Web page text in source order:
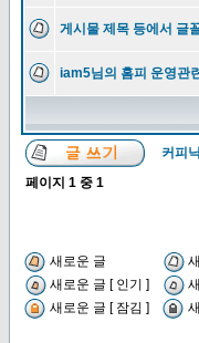
게시물 제목 등에서 글
iam5님의 홈피 운영관
커피
페이지 1 중 1
새로운 글
새로운 글 [ 인기 ]
새로운 글 [ 잠김 ]